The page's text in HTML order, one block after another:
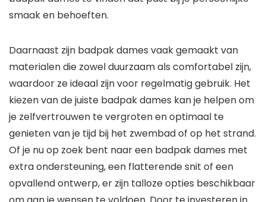
smaak en behoeften.
Daarnaast zijn badpak dames vaak gemaakt van
materialen die zowel duurzaam als comfortabel zijn,
waardoor ze ideaal zijn voor regelmatig gebruik. Het
kiezen van de juiste badpak dames kan je helpen om
je zelfvertrouwen te vergroten en optimaal te
genieten van je tijd bij het zwembad of op het strand.
Of je nu op zoek bent naar een badpak dames met
extra ondersteuning, een flatterende snit of een
opvallend ontwerp, er zijn talloze opties beschikbaar